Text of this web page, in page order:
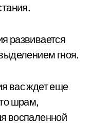
развивается
гноя.
вас ждет еще
шрам,
воспаленной